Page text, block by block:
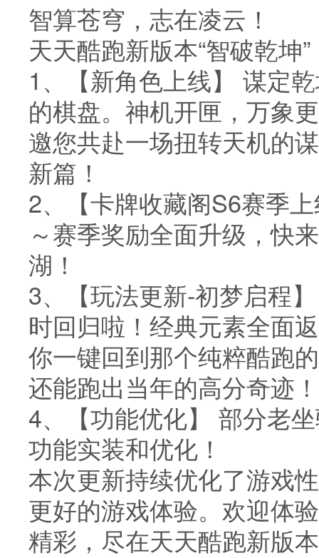
智算苍穹，志在凌云！
天天酷跑新版本“智破乾坤”
1、【新角色上线】 谋定
的棋盘。神机开匣，万象
邀您共赴一场扭转天机的
新篇！
2、【卡牌收藏阁S6赛季
～赛季奖励全面升级，快
湖！
3、【玩法更新-初梦启程
时回归啦！经典元素全面
你一键回到那个纯粹酷跑
还能跑出当年的高分奇迹！
4、【功能优化】 部分老
功能实装和优化！
本次更新持续优化了游戏
更好的游戏体验。欢迎体
精彩，尽在天天酷跑新版